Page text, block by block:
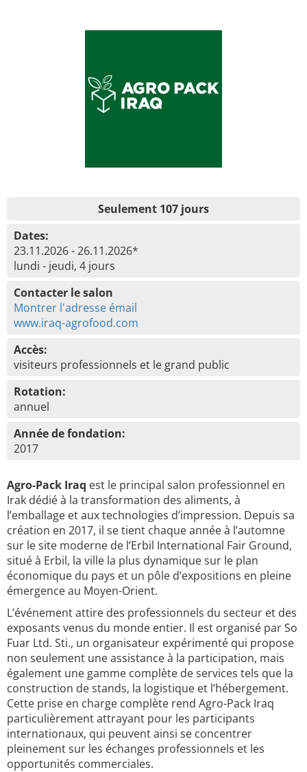
Seulement 107 jours
Dates:
23.11.2026 - 26.11.2026*
lundi - jeudi, 4 jours
Contacter le salon
Montrer l'adresse émail
www.iraq-agrofood.com
Accès:
visiteurs professionnels et le grand public
Rotation:
annuel
Année de fondation:
2017
Agro-Pack Iraq est le principal salon professionnel en
Irak dédié à la transformation des aliments, à
l’emballage et aux technologies d’impression. Depuis sa
création en 2017, il se tient chaque année à l’automne
sur le site moderne de l’Erbil International Fair Ground,
situé à Erbil, la ville la plus dynamique sur le plan
économique du pays et un pôle d’expositions en pleine
émergence au Moyen-Orient.
L’événement attire des professionnels du secteur et des
exposants venus du monde entier. Il est organisé par So
Fuar Ltd. Sti., un organisateur expérimenté qui propose
non seulement une assistance à la participation, mais
également une gamme complète de services tels que la
construction de stands, la logistique et l’hébergement.
Cette prise en charge complète rend Agro-Pack Iraq
particulièrement attrayant pour les participants
internationaux, qui peuvent ainsi se concentrer
pleinement sur les échanges professionnels et les
opportunités commerciales.